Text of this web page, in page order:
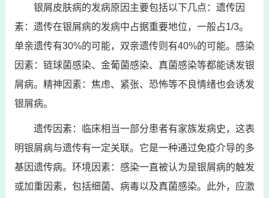
银屑皮肤病的发病原因主要包括以下几点：遗传因
素：遗传在银屑病的发病中占据重要地位，一般占1/3。
单亲遗传有30%的可能，双亲遗传则有40%的可能。感染
因素：链球菌感染、金葡菌感染、真菌感染等都能诱发银
屑病。精神因素：焦虑、紧张、恐怖等不良情绪也会诱发
银屑病。
遗传因素：临床相当一部分患者有家族发病史，这表
明银屑病与遗传有一定关联。它是一种通过免疫介导的多
基因遗传病。环境因素：感染一直被认为是银屑病的触发
或加重因素，包括细菌、病毒以及真菌感染。此外，应激